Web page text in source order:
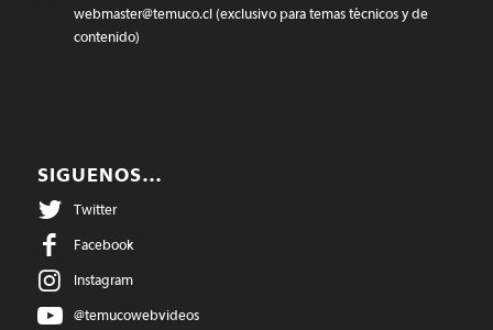
webmaster@temuco.cl(exclusivo para temas técnicos y de
contenido)
SIGUENOS…
Twitter
Facebook
Instagram
@temucowebvideos